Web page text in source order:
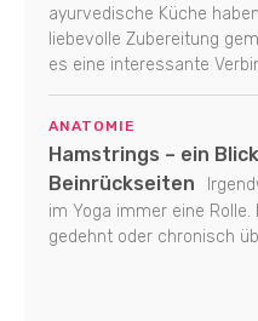
ayurvedische Küche
liebevolle Zubereitung
es eine interessante
ANATOMIE
Hamstrings – ein
Beinrückseiten
im Yoga immer eine
gedehnt oder chronisch